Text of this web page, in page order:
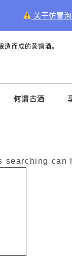
关于仿冒
而成的蒸馏酒。
何谓古酒
searching can